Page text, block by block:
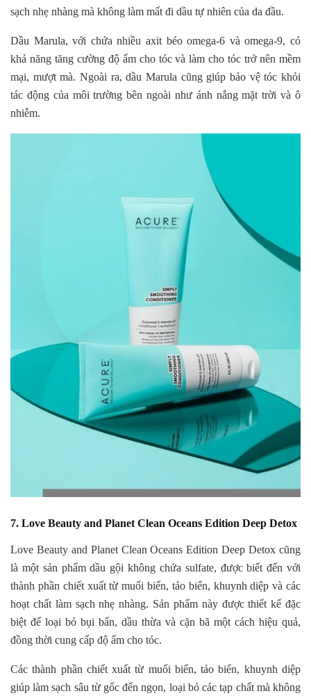
sạch nhẹ nhàng mà không làm mất đi dầu tự nhiên của da đầu.
Dầu Marula, với chứa nhiều axit béo omega-6 và omega-9, có
khả năng tăng cường độ ẩm cho tóc và làm cho tóc trở nên mềm
mại, mượt mà. Ngoài ra, dầu Marula cũng giúp bảo vệ tóc khỏi
tác động của môi trường bên ngoài như ánh nắng mặt trời và ô
nhiễm.
7. Love Beauty and Planet Clean Oceans Edition Deep Detox
Love Beauty and Planet Clean Oceans Edition Deep Detox cũng
là một sản phẩm dầu gội không chứa sulfate, được biết đến với
thành phần chiết xuất từ muối biển, tảo biển, khuynh diệp và các
hoạt chất làm sạch nhẹ nhàng. Sản phẩm này được thiết kế đặc
biệt để loại bỏ bụi bẩn, dầu thừa và cặn bã một cách hiệu quả,
đồng thời cung cấp độ ẩm cho tóc.
Các thành phần chiết xuất từ muối biển, tảo biển, khuynh diệp
giúp làm sạch sâu từ gốc đến ngọn, loại bỏ các tạp chất mà không